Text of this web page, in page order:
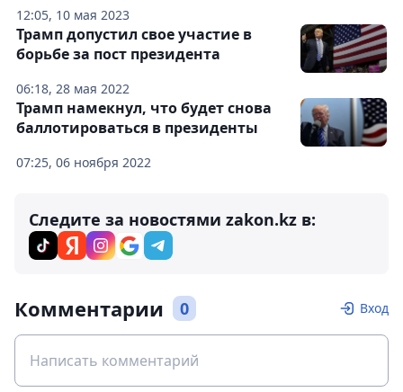
12:05, 10 мая 2023
06:18, 28 мая 2022
Трамп допустил свое участие в
борьбе за пост президента
07:25, 06 ноября 2022
Трамп намекнул, что будет снова
баллотироваться в президенты
Следите за новостями zakon.kz в:
Комментарии 0 Вход